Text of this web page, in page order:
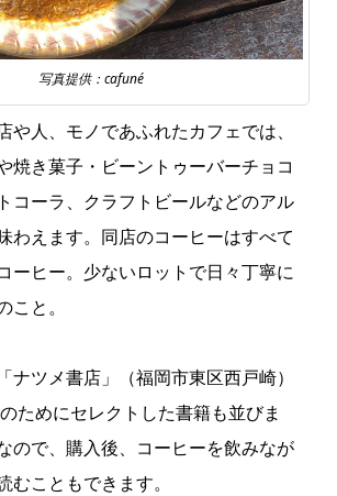
写真提供：cafuné
や人、モノであふれたカフェでは、
焼き菓子・ビーントゥーバーチョコ
コーラ、クラフトビールなどのアル
わえます。同店のコーヒーはすべて
ーヒー。少ないロットで日々丁寧に
と。
ナツメ書店」（福岡市東区西戸崎）
ためにセレクトした書籍も並びま
ので、購入後、コーヒーを飲みなが
むこともできます。